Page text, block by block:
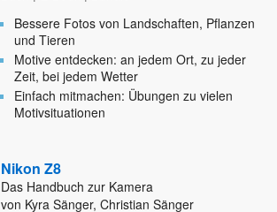
Bessere Fotos von Landschaften, Pflanzen
und Tieren
Motive entdecken: an jedem Ort, zu jeder
Zeit, bei jedem Wetter
Einfach mitmachen: Übungen zu vielen
Motivsituationen
Nikon Z8
Das Handbuch zur Kamera
von Kyra Sänger, Christian Sänger